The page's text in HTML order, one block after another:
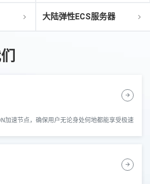
大陆弹性ECS服务器
加速节点，确保用户无论身处何地都能享受极速